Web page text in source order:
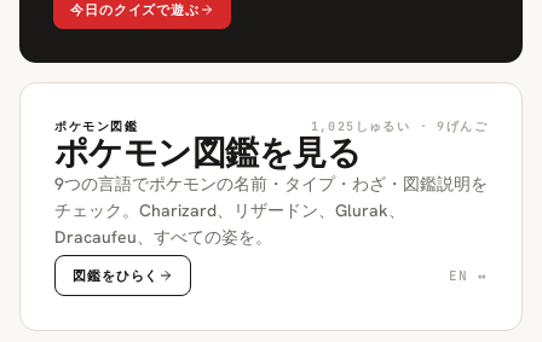
今日のクイズで遊ぶ
ポケモン図鑑 1,025しゅるい · 9げんご
ポケモン図鑑を見る
9つの言語でポケモンの名前・タイプ・わざ・図鑑説明を
チェック。Charizard、リザードン、Glurak、
Dracaufeu、すべての姿を。
図鑑をひらく EN ↔